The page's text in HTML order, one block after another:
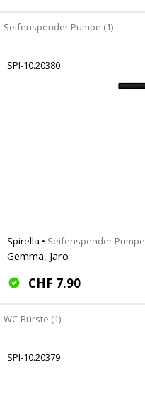
Seifenspender Pumpe (1)
SPI-10.20380
Spirella • Seifenspender Pumpe
Gemma, Jaro
CHF 7.90
WC-Bürste (1)
SPI-10.20379